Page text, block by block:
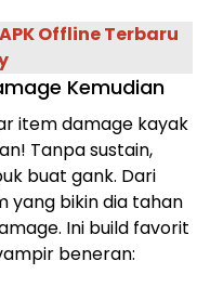
Offline Terbaru
Kemudian
item damage kayak
Tanpa sustain,
buat gank. Dari
yang bikin dia tahan
Ini build favorit
beneran: